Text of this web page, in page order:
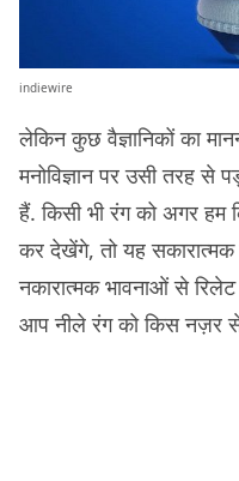
indiewire
लेकिन कुछ वैज्ञानिकों का
मनोविज्ञान पर उसी तरह
हैं. किसी भी रंग को अगर हम
कर देखेंगे, तो यह सकारात्मक
नकारात्मक भावनाओं से
आप नीले रंग को किस नज़र